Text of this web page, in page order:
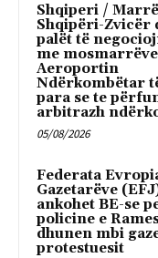
Shqiperi /
Shqipëri-Zvicër
palët të
me
Aeroportin
Ndërkombëtar
para se te
arbitrazh
05/08/2026
Federata
Gazetarëve
ankohet BE-se
policine e
dhunen mbi
protestuesit